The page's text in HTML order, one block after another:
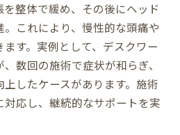
整体で緩め、その後にヘッド
これにより、慢性的な頭痛や
す。実例として、デスクワー
数回の施術で症状が和らぎ、
したケースがあります。施術
応し、継続的なサポートを実